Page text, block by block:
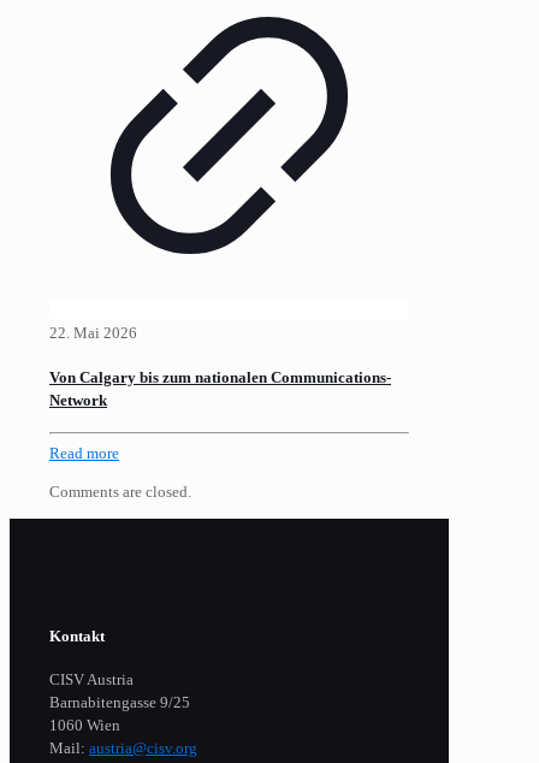
22. Mai 2026
Von Calgary bis zum nationalen Communications-
Network
Read more
Comments are closed.
Kontakt
CISV Austria
Barnabitengasse 9/25
1060 Wien
Mail: austria@cisv.org